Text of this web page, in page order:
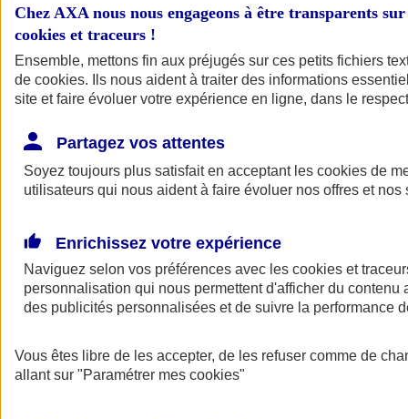
AXA Assurance
Chez AXA nous nous engageons à être transparents
cookies et traceurs !
Ensemble, mettons fin aux préjugés sur ces petits fichiers
de cookies. Ils nous aident à traiter des informations
site et faire évoluer votre expérience en ligne, dans le
Partagez vos attentes
Soyez toujours plus satisfait en acceptant les cookies de
utilisateurs qui nous aident à faire évoluer nos offres et nos
Enrichissez votre expérience
Naviguez selon vos préférences avec les cookies et
personnalisation qui nous permettent d'afficher du contenu
des publicités personnalisées et de suivre la performance
Vous êtes libre de les accepter, de les refuser comme de
allant sur "Paramétrer mes cookies"